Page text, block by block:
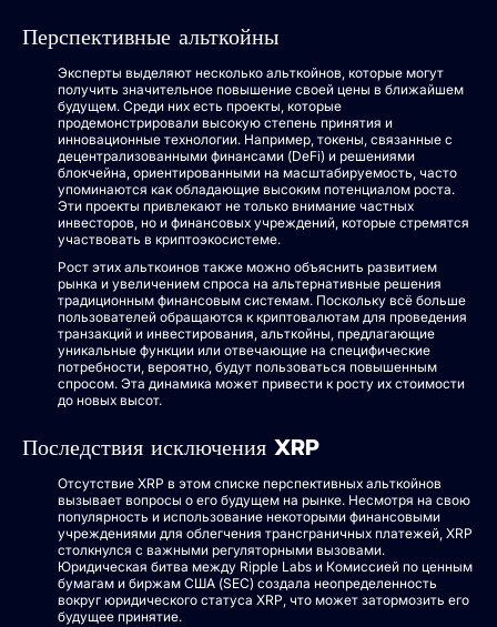
Перспективные альткойны
Эксперты выделяют несколько альткойнов, которые могут
получить значительное повышение своей цены в ближайшем
будущем. Среди них есть проекты, которые
продемонстрировали высокую степень принятия и
инновационные технологии. Например, токены, связанные с
децентрализованными финансами (DeFi) и решениями
блокчейна, ориентированными на масштабируемость, часто
упоминаются как обладающие высоким потенциалом роста.
Эти проекты привлекают не только внимание частных
инвесторов, но и финансовых учреждений, которые стремятся
участвовать в криптоэкосистеме.
Рост этих альткоинов также можно объяснить развитием
рынка и увеличением спроса на альтернативные решения
традиционным финансовым системам. Поскольку всё больше
пользователей обращаются к криптовалютам для проведения
транзакций и инвестирования, альткойны, предлагающие
уникальные функции или отвечающие на специфические
потребности, вероятно, будут пользоваться повышенным
спросом. Эта динамика может привести к росту их стоимости
до новых высот.
Последствия исключения XRP
Отсутствие XRP в этом списке перспективных альткойнов
вызывает вопросы о его будущем на рынке. Несмотря на свою
популярность и использование некоторыми финансовыми
учреждениями для облегчения трансграничных платежей, XRP
столкнулся с важными регуляторными вызовами.
Юридическая битва между Ripple Labs и Комиссией по ценным
бумагам и биржам США (SEC) создала неопределенность
вокруг юридического статуса XRP, что может затормозить его
будущее принятие.